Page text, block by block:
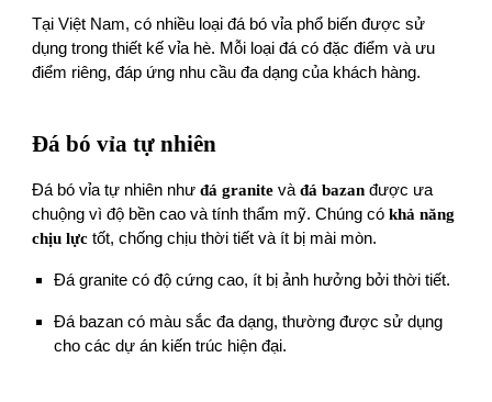
Tại Việt Nam, có nhiều loại đá bó vỉa phổ biến được sử
dụng trong thiết kế vỉa hè. Mỗi loại đá có đặc điểm và ưu
điểm riêng, đáp ứng nhu cầu đa dạng của khách hàng.
Đá bó vỉa tự nhiên
Đá bó vỉa tự nhiên nhưđá granite vàđá bazan được ưa
chuộng vì độ bền cao và tính thẩm mỹ. Chúng cókhả năng
chịu lực tốt, chống chịu thời tiết và ít bị mài mòn.
Đá granite có độ cứng cao, ít bị ảnh hưởng bởi thời tiết.
Đá bazan có màu sắc đa dạng, thường được sử dụng
cho các dự án kiến trúc hiện đại.